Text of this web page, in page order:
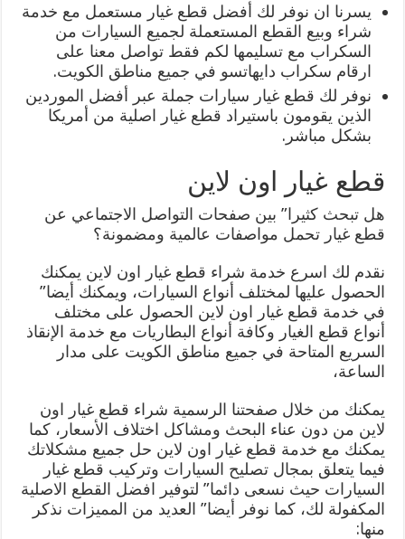
يسرنا ان نوفر لك أفضل قطع غيار مستعمل مع خدمة
شراء وبيع القطع المستعملة لجميع السيارات من
السكراب مع تسليمها لكم فقط تواصل معنا على
ارقام سكراب دايهاتسو في جميع مناطق الكويت.
نوفر لك قطع غيار سيارات جملة عبر أفضل الموردين
الذين يقومون باستيراد قطع غيار اصلية من أمريكا
بشكل مباشر.
قطع غيار اون لاين
هل تبحث كثيرا” بين صفحات التواصل الاجتماعي عن
قطع غيار تحمل مواصفات عالمية ومضمونة؟
نقدم لك اسرع خدمة شراء قطع غيار اون لاين يمكنك
الحصول عليها لمختلف أنواع السيارات، ويمكنك أيضا”
في خدمة قطع غيار اون لاين الحصول على مختلف
أنواع قطع الغيار وكافة أنواع البطاريات مع خدمة الإنقاذ
السريع المتاحة في جميع مناطق الكويت على مدار
الساعة،
يمكنك من خلال صفحتنا الرسمية شراء قطع غيار اون
لاين من دون عناء البحث ومشاكل اختلاف الأسعار، كما
يمكنك مع خدمة قطع غيار اون لاين حل جميع مشكلاتك
فيما يتعلق بمجال تصليح السيارات وتركيب قطع غيار
السيارات حيث نسعى دائما” لتوفير افضل القطع الاصلية
المكفولة لك، كما نوفر أيضا” العديد من المميزات نذكر
منها: